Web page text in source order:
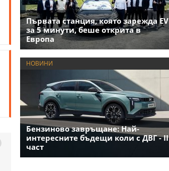
Първата станция, която зарежда EV
за 5 минути, беше открита в
Европа
НОВИНИ
Бензиново завръщане: Най-
интересните бъдещи коли с ДВГ - II
част